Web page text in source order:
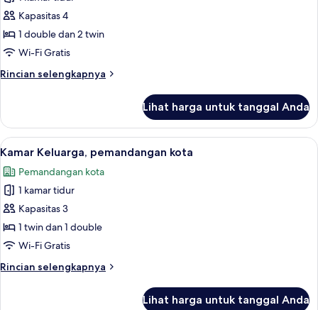
Superior,
pemandangan
kota
Kapasitas 4
1 double dan 2 twin
Wi-Fi Gratis
Rincian selengkapnya
Rincian
Kamar
Superior,
pemandangan
Lihat harga untuk tanggal Anda
Lihat
semua
foto
untuk
Kamar
Keluarga,
pemandangan
Kamar Keluarga, pemandangan
4
Kamar Keluarga, pemandangan kota
Pemandangan kota
1 kamar tidur
Kapasitas 3
1 twin dan 1 double
Wi-Fi Gratis
Rincian selengkapnya
Rincian
Lihat harga untuk tanggal Anda